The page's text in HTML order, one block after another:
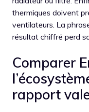
thermiques doivent
ventilateurs. La
résultat chiffré perd
Comparer
rapport